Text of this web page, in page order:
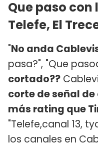
Que paso
Telefe, El
"No anda
pasa?", "Que
cortado??
corte de señal
más rating que
"Telefe,canal 13,
los canales en